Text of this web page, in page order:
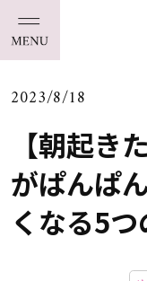
2023/8/18
【朝起き
がぱんぱ
くなる5